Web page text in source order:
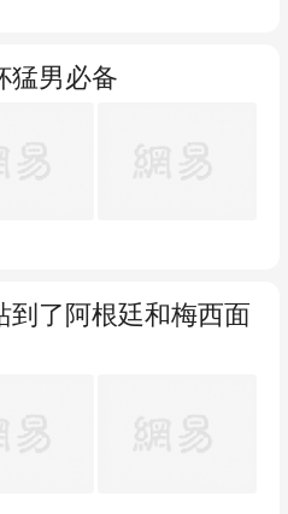
猛男必备
到了阿根廷和梅西面